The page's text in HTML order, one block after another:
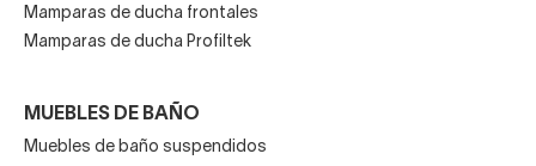
Mamparas de ducha frontales
Mamparas de ducha Profiltek
MUEBLES DE BAÑO
Muebles de baño suspendidos